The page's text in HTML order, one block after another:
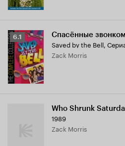
Рейтинг
Кинопоиска
6.1
6.1 Спасённые звонком
Saved by the Bell,
Zack Morris
Who Shrunk
1989
Zack Morris